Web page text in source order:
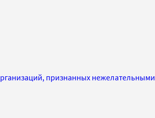
признанных нежелательными